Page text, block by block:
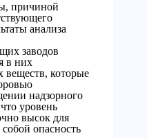
причиной
анализа
заводов
в них
веществ, которые
надзорного
уровень
высок для
опасность